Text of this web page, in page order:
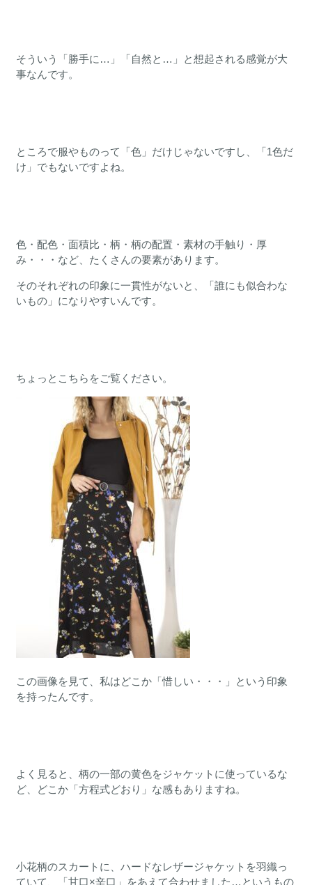
そういう「勝手に…」「自然と…」と想起される感覚が大
事なんです。
ところで服やものって「色」だけじゃないですし、「1色だ
け」でもないですよね。
色・配色・面積比・柄・柄の配置・素材の手触り・厚
み・・・など、たくさんの要素があります。
そのそれぞれの印象に一貫性がないと、「誰にも似合わな
いもの」になりやすいんです。
ちょっとこちらをご覧ください。
この画像を見て、私はどこか「惜しい・・・」という印象
を持ったんです。
よく見ると、柄の一部の黄色をジャケットに使っているな
ど、どこか「方程式どおり」な感もありますね。
小花柄のスカートに、ハードなレザージャケットを羽織っ
ていて、「甘口×辛口」をあえて合わせました…というもの